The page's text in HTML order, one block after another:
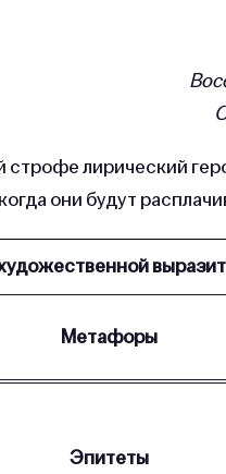
строфе лирический
они будут
Метафоры
Эпитеты